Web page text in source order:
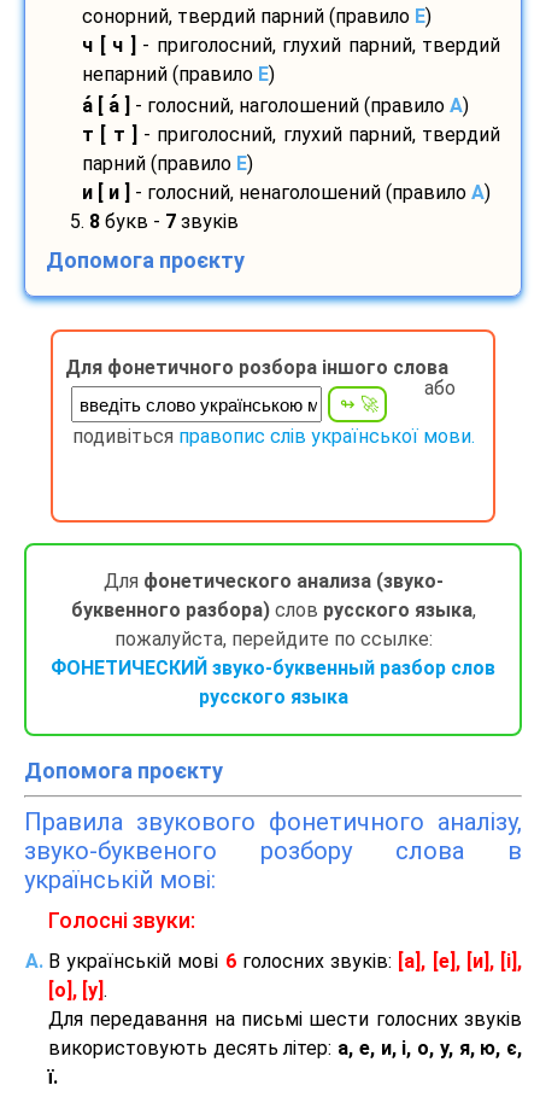
сонорний, твердий парний (правило E)
ч [ ч ]
- приголосний, глухий парний, твердий
непарний (правило E)
а [ а - голосний, наголошений (правило A)
т [ т ]
- приголосний, глухий парний, твердий
парний (правило E)
и [ и ]
- голосний, ненаголошений (правило A)
5. 8 букв - 7 звуків
Допомога проєкту
Для фонетичного розбора іншого слова
або
подивіться правопис слів української мови.
Для фонетического анализа (звуко-
буквенного разбора)слов русского языка,
пожалуйста, перейдите по ссылке:
ФОНЕТИЧЕСКИЙ звуко-буквенный разбор слов
русского языка
Допомога проєкту
Правила звукового фонетичного аналізу,
звуко-буквеного розбору слова в
українській мові:
Голосні звуки:
В українській мові 6голосних звуків:
[а], [е], [и], [і],
[о], [у] .
Для передавання на письмі шести голосних звуків
використовують десять літер: а, е, и, і, о, у, я, ю, є,
ї.